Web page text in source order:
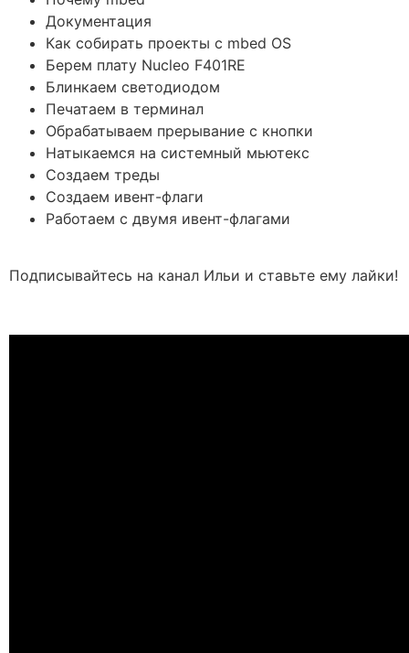
Документация
Как собирать проекты с mbed OS
Берем плату Nucleo F401RE
Блинкаем светодиодом
Печатаем в терминал
Обрабатываем прерывание с кнопки
Натыкаемся на системный мьютекс
Создаем треды
Создаем ивент-флаги
Работаем с двумя ивент-флагами
Подписывайтесь на канал Ильи и ставьте ему лайки!